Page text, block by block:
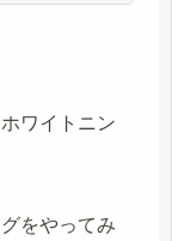
ワイトニン
をやってみ